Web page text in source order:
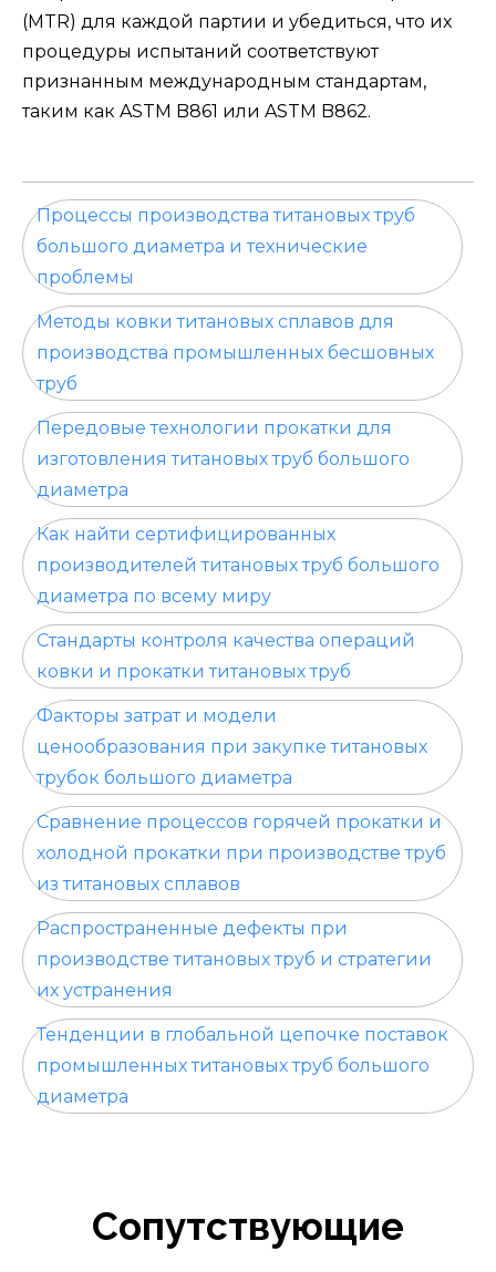
(MTR) для каждой партии и убедиться, что их
процедуры испытаний соответствуют
признанным международным стандартам,
таким как ASTM B861 или ASTM B862.
Процессы производства титановых труб
большого диаметра и технические
проблемы
Методы ковки титановых сплавов для
производства промышленных бесшовных
труб
Передовые технологии прокатки для
изготовления титановых труб большого
диаметра
Как найти сертифицированных
производителей титановых труб большого
диаметра по всему миру
Стандарты контроля качества операций
ковки и прокатки титановых труб
Факторы затрат и модели
ценообразования при закупке титановых
трубок большого диаметра
Сравнение процессов горячей прокатки и
холодной прокатки при производстве труб
из титановых сплавов
Распространенные дефекты при
производстве титановых труб и стратегии
их устранения
Тенденции в глобальной цепочке поставок
промышленных титановых труб большого
диаметра
Сопутствующие